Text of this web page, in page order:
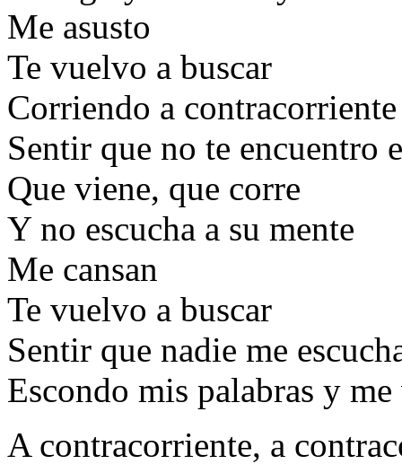
Me asusto
Te vuelvo a buscar
Corriendo a contracorriente
Sentir que no te encuentro
Que viene, que corre
Y no escucha a su mente
Me cansan
Te vuelvo a buscar
Sentir que nadie me
Escondo mis palabras y
A contracorriente, a